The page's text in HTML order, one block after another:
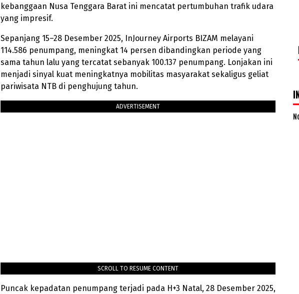
kebanggaan Nusa Tenggara Barat ini mencatat pertumbuhan trafik udara
yang impresif.
Sepanjang 15–28 Desember 2025, InJourney Airports BIZAM melayani
114.586 penumpang, meningkat 14 persen dibandingkan periode yang
sama tahun lalu yang tercatat sebanyak 100.137 penumpang. Lonjakan ini
menjadi sinyal kuat meningkatnya mobilitas masyarakat sekaligus geliat
pariwisata NTB di penghujung tahun.
ADVERTISEMENT
SCROLL TO RESUME CONTENT
Puncak kepadatan penumpang terjadi pada H+3 Natal, 28 Desember 2025,